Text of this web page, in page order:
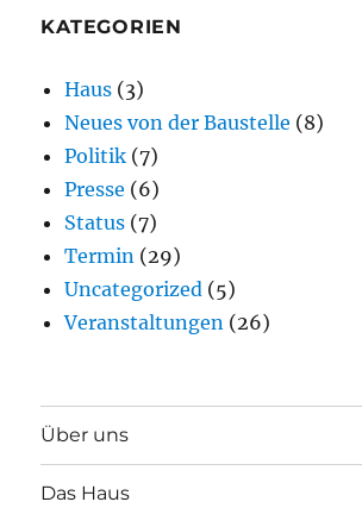
KATEGORIEN
Haus (3)
Neues von der Baustelle (8)
Politik (7)
Presse (6)
Status (7)
Termin (29)
Uncategorized (5)
Veranstaltungen (26)
Über uns
Das Haus